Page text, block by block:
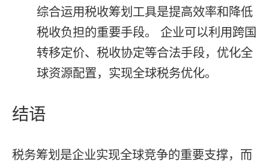
综合运用税收筹划工具是提高效率和降低
税收负担的重要手段。 企业可以利用跨国
转移定价、税收协定等合法手段，优化全
球资源配置，实现全球税务优化。
结语
税务筹划是企业实现全球竞争的重要支撑，而